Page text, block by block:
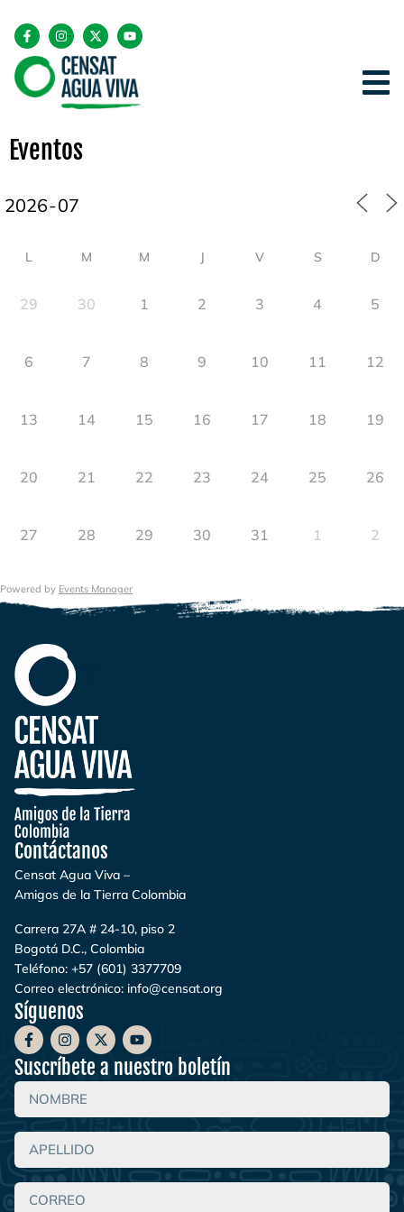
Eventos
L M M J V S D
29 30 1 2 3 4 5
6 7 8 9 10 11 12
13 14 15 16 17 18 19
20 21 22 23 24 25 26
27 28 29 30 31 1 2
Powered by Events Manager
Contáctanos
Censat Agua Viva –
Amigos de la Tierra Colombia
Carrera 27A # 24-10, piso 2
Bogotá D.C., Colombia
Teléfono: +57 (601) 3377709
Correo electrónico: info@censat.org
Síguenos
Suscríbete a nuestro boletín